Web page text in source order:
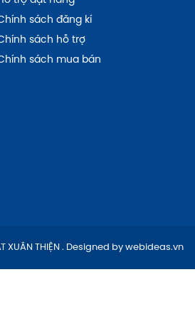
sách đăng kí
sách hỗ trợ
sách mua bán
XUÂN THIỆN . Designed by webideas.vn